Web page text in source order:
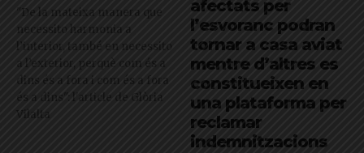
"De la mateixa manera que
necessito harmonia a
l’interior, també en necessito
a l’exterior, perquè com és a
dins és a fora i com és a fora
és a dins": l'article de Glòria
Vilalta
afectats per
l’esvoranc podran
tornar a casa aviat
mentre d’altres es
constitueixen en
una plataforma per
reclamar
indemnitzacions